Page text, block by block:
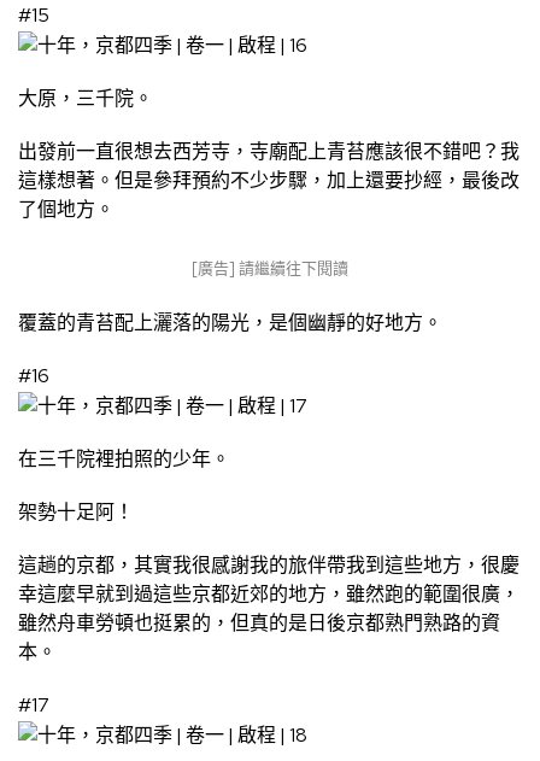
#15
大原，三千院。
出發前一直很想去西芳寺，寺廟配上青苔應該很不錯吧？我
這樣想著。但是參拜預約不少步驟，加上還要抄經，最後改
了個地方。
[廣告] 請繼續往下閱讀
覆蓋的青苔配上灑落的陽光，是個幽靜的好地方。
#16
在三千院裡拍照的少年。
架勢十足阿！
這趟的京都，其實我很感謝我的旅伴帶我到這些地方，很慶
幸這麼早就到過這些京都近郊的地方，雖然跑的範圍很廣，
雖然舟車勞頓也挺累的，但真的是日後京都熟門熟路的資
本。
#17